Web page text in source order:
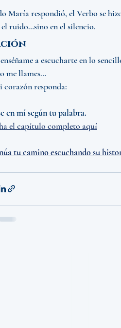
María respondió, el Verbo se
ruido…sino en el silencio.
a escucharte en lo
me llames…
corazón responda:
en mí según tu palabra.
el capítulo completo aquí
tu camino escuchando su